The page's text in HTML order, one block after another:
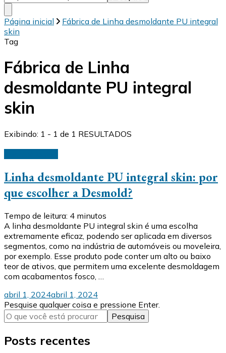
Página inicial
Fábrica de Linha desmoldante PU integral
skin
Tag
Fábrica de Linha
desmoldante PU integral
skin
Exibindo: 1 - 1 de 1 RESULTADOS
Linha desmoldante PU integral skin: por
que escolher a Desmold?
Tempo de leitura: 4 minutos
A linha desmoldante PU integral skin é uma escolha
extremamente eficaz, podendo ser aplicada em diversos
segmentos, como na indústria de automóveis ou moveleira,
por exemplo. Esse produto pode conter um alto ou baixo
teor de ativos, que permitem uma excelente desmoldagem
com acabamentos fosco, …
abril 1, 2024abril 1, 2024
Procurando
algo?
Pesquise qualquer coisa e pressione Enter.
Posts recentes